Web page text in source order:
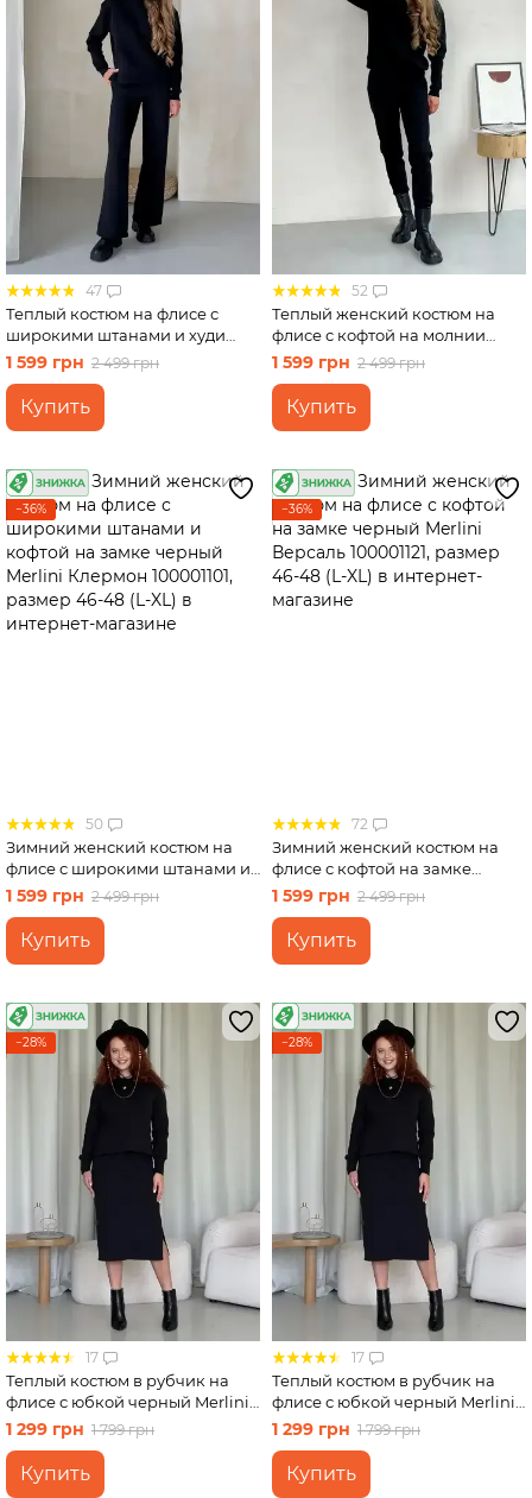
47
Теплый костюм на флисе с
широкими штанами и худи
черный Merlini Тулон
100001061, размер 46-48 (L-XL)
1 599 грн 2 499 грн
Купить
52
Теплый женский костюм на
флисе с кофтой на молнии
черный Merlini Анже
100001081, размер 46-48 (L-XL)
1 599 грн 2 499 грн
Купить
−36%
50
Зимний женский костюм на
флисе с широкими штанами и
кофтой на замке черный
Merlini Клермон 100001101,
размер 46-48 (L-XL)
1 599 грн 2 499 грн
Купить
−36%
72
Зимний женский костюм на
флисе с кофтой на замке
черный Merlini Версаль
100001121, размер 46-48 (L-XL)
1 599 грн 2 499 грн
Купить
−28%
17
Теплый костюм в рубчик на
флисе с юбкой черный Merlini
Арно 100001341 размер S-M
1 299 грн 1 799 грн
Купить
−28%
17
Теплый костюм в рубчик на
флисе с юбкой черный Merlini
Арно 100001341 размер L-XL
1 299 грн 1 799 грн
Купить